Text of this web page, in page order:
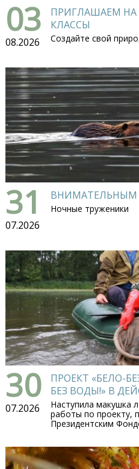
03
08.2026
ПРИГЛАШАЕМ НА
КЛАССЫ
Создайте свой
31
07.2026
ВНИМАТЕЛЬНЫМ
Ночные труженики
30
07.2026
ПРОЕКТ «БЕЛО-
БЕЗ ВОДЫ!» В
Наступила макушка
работы по проекту,
Президентским